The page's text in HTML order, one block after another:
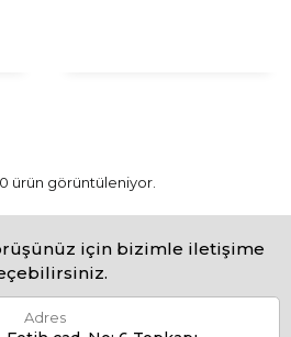
ürün görüntüleniyor.
için bizimle iletişime
Adres